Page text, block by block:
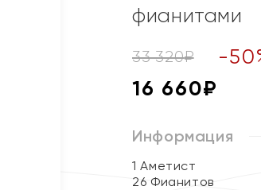
фианитами
33 320₽ -50
16 660₽
Информация
1 Аметист
26 Фианитов